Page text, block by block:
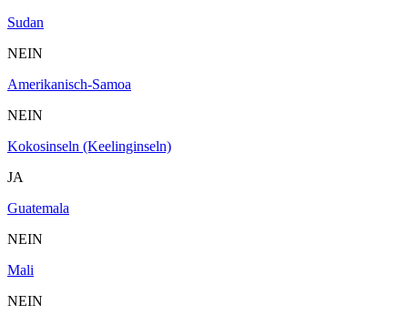
Sudan
NEIN
Amerikanisch-Samoa
NEIN
Kokosinseln (Keelinginseln)
JA
Guatemala
NEIN
Mali
NEIN